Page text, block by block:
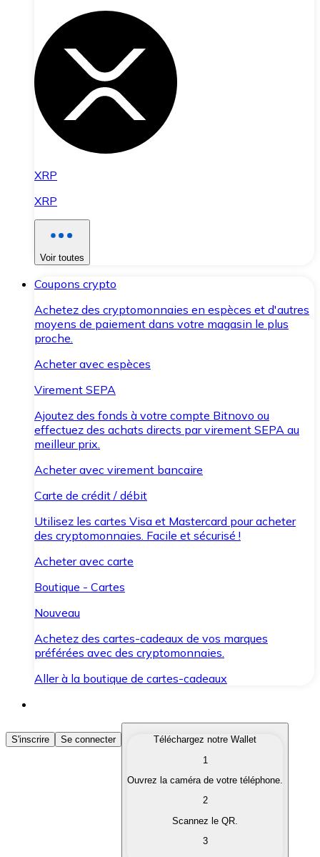
XRP
XRP
Voir toutes
Coupons crypto
Achetez des cryptomonnaies en espèces et d'autres
moyens de paiement dans votre magasin le plus
proche.
Acheter avec espèces
Virement SEPA
Ajoutez des fonds à votre compte Bitnovo ou
effectuez des achats directs par virement SEPA au
meilleur prix.
Acheter avec virement bancaire
Carte de crédit / débit
Utilisez les cartes Visa et Mastercard pour acheter
des cryptomonnaies. Facile et sécurisé !
Acheter avec carte
Boutique - Cartes
Nouveau
Achetez des cartes-cadeaux de vos marques
préférées avec des cryptomonnaies.
Aller à la boutique de cartes-cadeaux
Acheter des Cryptomonnaies
Achetez les cryptomonnaies qui vous intéressent
Convertissez vos cryptomonnaies en monnaie
S'inscrire Se connecter
Téléchargez notre Wallet
1
Ouvrez la caméra de votre téléphone.
2
Scannez le QR.
3